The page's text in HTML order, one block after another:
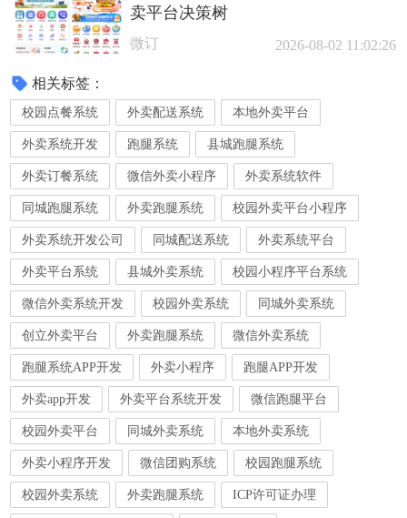
卖平台决策树
微订 2026-08-02 11:02:26
相关标签：
校园点餐系统 外卖配送系统 本地外卖平台
外卖系统开发 跑腿系统 县城跑腿系统
外卖订餐系统 微信外卖小程序 外卖系统软件
同城跑腿系统 外卖跑腿系统 校园外卖平台小程序
外卖系统开发公司 同城配送系统 外卖系统平台
外卖平台系统 县城外卖系统 校园小程序平台系统
微信外卖系统开发 校园外卖系统 同城外卖系统
创立外卖平台 外卖跑腿系统 微信外卖系统
跑腿系统APP开发 外卖小程序 跑腿APP开发
外卖app开发 外卖平台系统开发 微信跑腿平台
校园外卖平台 同城外卖系统 本地外卖系统
外卖小程序开发 微信团购系统 校园跑腿系统
校园外卖系统 外卖跑腿系统 ICP许可证办理